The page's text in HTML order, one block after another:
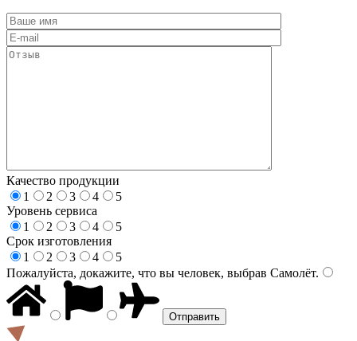
Качество продукции
1
2 3 4
5
Уровень сервиса
1
2 3 4
5
Срок изготовления
1
2 3 4
5
Пожалуйста, докажите, что вы человек, выбрав Самолёт.